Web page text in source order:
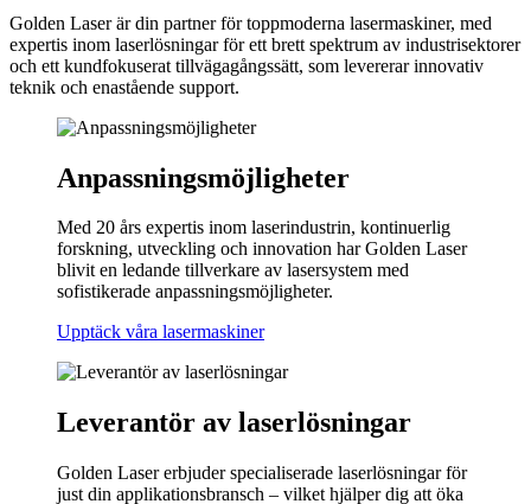
Golden Laser är din partner för toppmoderna lasermaskiner, med
expertis inom laserlösningar för ett brett spektrum av industrisektorer
och ett kundfokuserat tillvägagångssätt, som levererar innovativ
teknik och enastående support.
Anpassningsmöjligheter
Med 20 års expertis inom laserindustrin, kontinuerlig
forskning, utveckling och innovation har Golden Laser
blivit en ledande tillverkare av lasersystem med
sofistikerade anpassningsmöjligheter.
Upptäck våra lasermaskiner
Leverantör av laserlösningar
Golden Laser erbjuder specialiserade laserlösningar för
just din applikationsbransch – vilket hjälper dig att öka